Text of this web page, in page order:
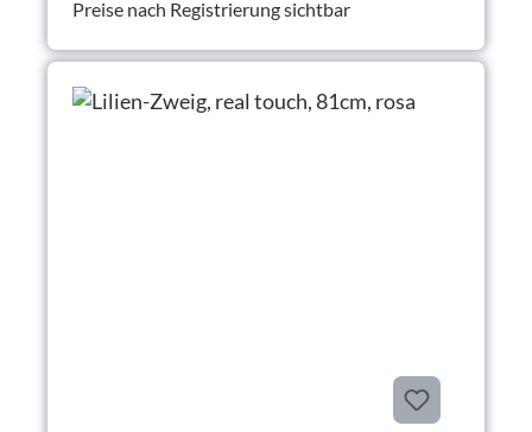
Preise nach Registrierung sichtbar